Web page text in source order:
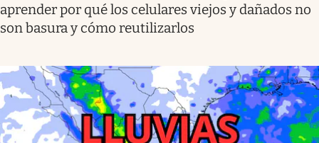
aprender por qué los celulares viejos y dañados no
son basura y cómo reutilizarlos